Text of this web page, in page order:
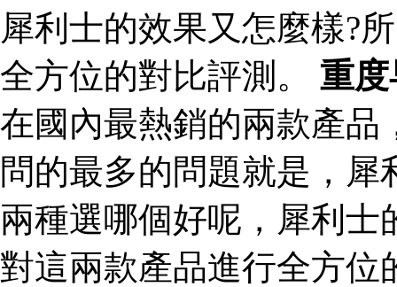
犀利士的效果又怎麼樣?
全方位的對比評測。 重
在國內最熱銷的兩款產品
問的最多的問題就是，
兩種選哪個好呢，犀利士
對這兩款產品進行全方